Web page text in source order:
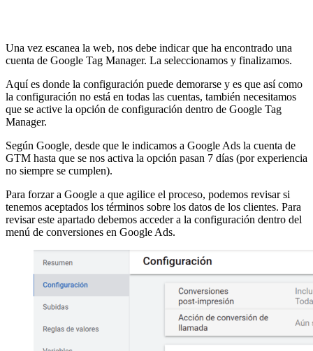
Una vez escanea la web, nos debe indicar que ha encontrado una
cuenta de Google Tag Manager. La seleccionamos y finalizamos.
Aquí es donde la configuración puede demorarse y es que así como
la configuración no está en todas las cuentas, también necesitamos
que se active la opción de configuración dentro de Google Tag
Manager.
Según Google, desde que le indicamos a Google Ads la cuenta de
GTM hasta que se nos activa la opción pasan 7 días (por experiencia
no siempre se cumplen).
Para forzar a Google a que agilice el proceso, podemos revisar si
tenemos aceptados los términos sobre los datos de los clientes. Para
revisar este apartado debemos acceder a la configuración dentro del
menú de conversiones en Google Ads.